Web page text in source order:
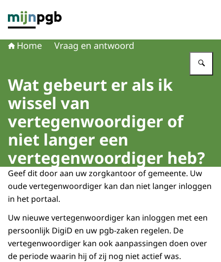
Home Vraag en antwoord
Wat gebeurt er als ik
wissel van
vertegenwoordiger of
niet langer een
vertegenwoordiger heb?
Geef dit door aan uw zorgkantoor of gemeente. Uw
oude vertegenwoordiger kan dan niet langer inloggen
in het portaal.
Uw nieuwe vertegenwoordiger kan inloggen met een
persoonlijk DigiD en uw pgb-zaken regelen. De
vertegenwoordiger kan ook aanpassingen doen over
de periode waarin hij of zij nog niet actief was.